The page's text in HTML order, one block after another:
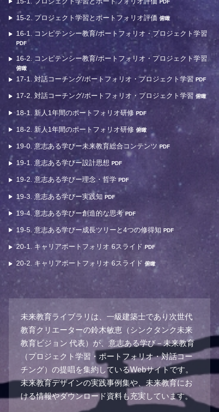
PDF
15-2. プロジェクト学習とポートフォリオ評価俯瞰
16-1. コンピテンシー教育/ポートフォリオ・プロジェクト学習
PDF
16-2. コンピテンシー教育/ポートフォリオ・プロジェクト学習
俯瞰
17-1. 対話コーチング/ポートフォリオ・プロジェクト学習PDF
17-2. 対話コーチング/ポートフォリオ・プロジェクト学習俯瞰
18-1. 新人1年間のポートフォリオ研修PDF
18-2. 新人1年間のポートフォリオ研修俯瞰
19-0. 意志ある学びー未来教育総合コンテンツPDF
19-1. 意志ある学びー設計思想PDF
19-2. 意志ある学びー理念・哲学PDF
19-3. 意志ある学びー実践知PDF
19-4. 意志ある学びー創造的な思考PDF
19-5. 意志ある学びー成長ツリーと4つの修得知PDF
20-1. キャリアポートフォリオ 6スライドPDF
20-2. キャリアポートフォリオ 6スライド俯瞰
未来教育ライブラリは、一級建築士であり次世代
教育クリエーターの鈴木敏恵（シンクタンク未来
教育ビジョン 代表）が、意志ある学び－未来教育
（プロジェクト学習・ポートフォリオ・対話コー
チング）の提唱を集約しているWebサイトです。
未来教育デザインの実践事例集や、未来教育にお
ける情報やダウンロード資料も充実しています。